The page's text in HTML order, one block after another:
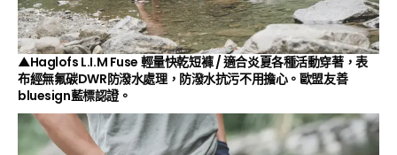
▲Haglofs L.I.M Fuse 輕量快乾短褲 / 適合炎夏各種活動穿著，表
布經無氟碳DWR防潑水處理，防潑水抗污不用擔心。歐盟友善
bluesign藍標認證。